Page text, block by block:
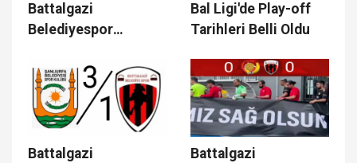
Battalgazi
Belediyespor
Ediyor
Bal Ligi'de Play-off
Tarihleri Belli Oldu
Battalgazi
Battalgazi